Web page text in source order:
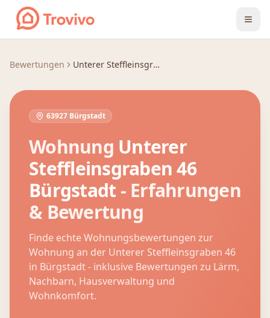
Zum Inhalt springen
Bewertungen Unterer Steffleinsgraben 46
63927 Bürgstadt
Wohnung Unterer
Steffleinsgraben 46
Bürgstadt - Erfahrungen
& Bewertung
Finde echte Wohnungsbewertungen zur
Wohnung an der Unterer Steffleinsgraben 46
in Bürgstadt- inklusive Bewertungen zu Lärm,
Nachbarn, Hausverwaltung und
Wohnkomfort.